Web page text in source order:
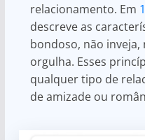
relacionamento. Em
descreve as
bondoso, não inveja,
orgulha. Esses
qualquer tipo de
de amizade ou